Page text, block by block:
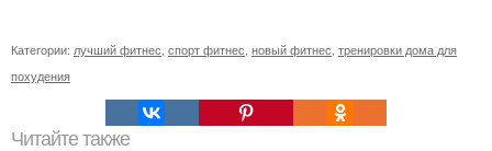
Категории: лучший фитнес спорт фитнес новый фитнес тренировки дома для
похудения
Читайте также